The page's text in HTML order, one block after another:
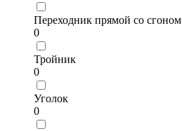
Переходник прямой со сгоном
0
Тройник
0
Уголок
0